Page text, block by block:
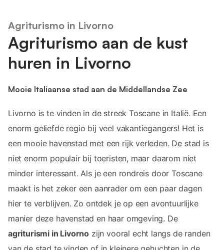
Agriturismo in Livorno
Agriturismo aan de kust
huren in Livorno
Mooie Italiaanse stad aan de Middellandse Zee
Livorno is te vinden in de streek Toscane in Italië. Een
enorm geliefde regio bij veel vakantiegangers! Het is
een mooie havenstad met een rijk verleden. De stad is
niet enorm populair bij toeristen, maar daarom niet
minder interessant. Als je een rondreis door Toscane
maakt is het zeker een aanrader om een paar dagen
hier te verblijven. Zo ontdek je op een avontuurlijke
manier deze havenstad en haar omgeving. De
agriturismi in Livorno zijn vooral echt langs de randen